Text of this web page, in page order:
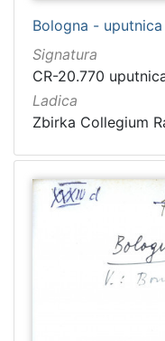
Bologna - uputnica
Signatura
CR-20.770
Ladica
Zbirka Collegium